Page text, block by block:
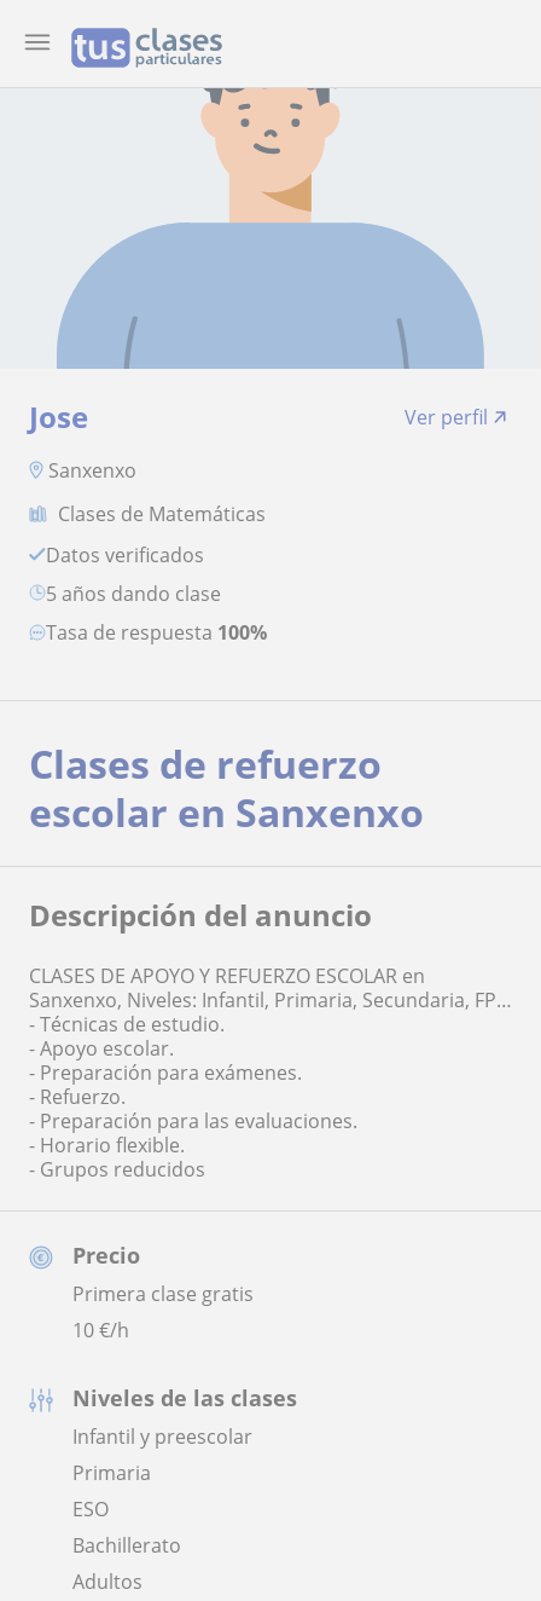
Jose
Ver perfil
Sanxenxo
Clases de Matemáticas
Datos verificados
5 años dando clase
Tasa de respuesta 100%
Precio
Primera clase gratis
10€/h
Niveles de las clases
Infantil y preescolar
Primaria
ESO
Bachillerato
Adultos
Clases de refuerzo
escolar en Sanxenxo
Descripción del anuncio
CLASES DE APOYO Y REFUERZO ESCOLAR en
Sanxenxo, Niveles: Infantil, Primaria, Secundaria, FP…
- Técnicas de estudio.
- Apoyo escolar.
- Preparación para exámenes.
- Refuerzo.
- Preparación para las evaluaciones.
- Horario flexible.
- Grupos reducidos